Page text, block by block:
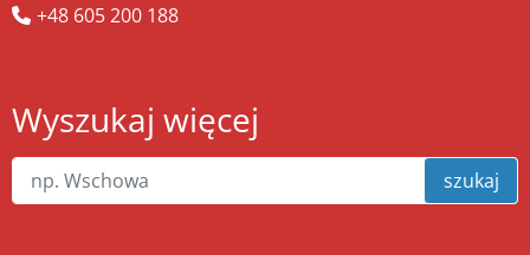
+48 605 200 188
Wyszukaj więcej
szukaj